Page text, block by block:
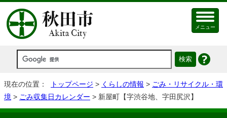
メニュー
現在の位置： トップページ > くらしの情報 > ごみ・リサイクル・環
境 > ごみ収集日カレンダー > 新屋町【字渋谷地、字田尻沢】